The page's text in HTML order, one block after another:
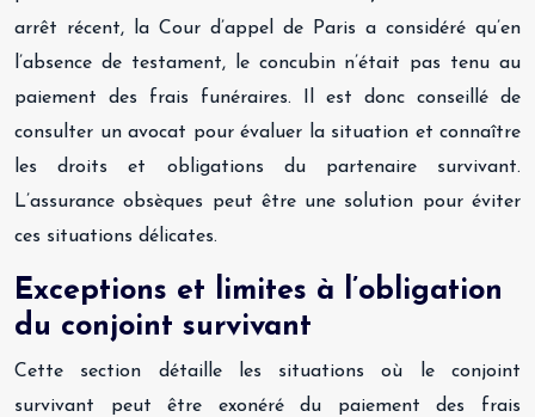
arrêt récent, la Cour d’appel de Paris a considéré qu’en
l’absence de testament, le concubin n’était pas tenu au
paiement des frais funéraires. Il est donc conseillé de
consulter un avocat pour évaluer la situation et connaître
les droits et obligations du partenaire survivant.
L’assurance obsèques peut être une solution pour éviter
ces situations délicates.
Exceptions et limites à l’obligation
du conjoint survivant
Cette section détaille les situations où le conjoint
survivant peut être exonéré du paiement des frais